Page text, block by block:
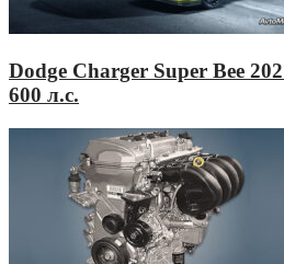
Dodge Charger Super Bee
600 л.с.